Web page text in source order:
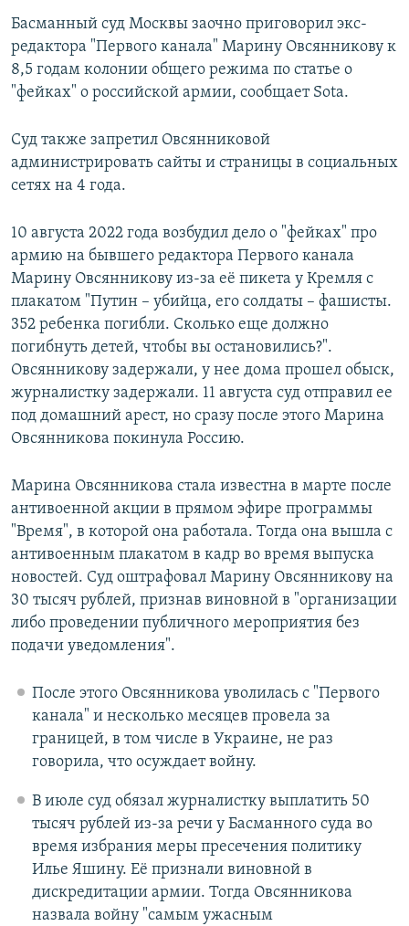
Все сайты РСЕ/РС
Басманный суд Москвы заочно приговорил экс-
редактора "Первого канала" Марину Овсянникову к
8,5 годам колонии общего режима по статье о
"фейках" о российской армии, сообщает Sota.
Суд также запретил Овсянниковой
администрировать сайты и страницы в социальных
сетях на 4 года.
10 августа 2022 года возбудил дело о "фейках" про
армию на бывшего редактора Первого канала
Марину Овсянникову из-за её пикета у Кремля с
плакатом "Путин – убийца, его солдаты – фашисты.
352 ребенка погибли. Сколько еще должно
погибнуть детей, чтобы вы остановились?".
Овсянникову задержали, у нее дома прошел обыск,
журналистку задержали. 11 августа суд отправил ее
под домашний арест, но сразу после этого Марина
Овсянникова покинула Россию.
Марина Овсянникова стала известна в марте после
антивоенной акции в прямом эфире программы
"Время", в которой она работала. Тогда она вышла с
антивоенным плакатом в кадр во время выпуска
новостей. Суд оштрафовал Марину Овсянникову на
30 тысяч рублей, признав виновной в "организации
либо проведении публичного мероприятия без
подачи уведомления".
После этого Овсянникова уволилась с "Первого
канала" и несколько месяцев провела за
границей, в том числе в Украине, не раз
говорила, что осуждает войну.
В июле суд обязал журналистку выплатить 50
тысяч рублей из-за речи у Басманного суда во
время избрания меры пресечения политику
Илье Яшину. Её признали виновной в
дискредитации армии. Тогда Овсянникова
назвала войну "самым ужасным